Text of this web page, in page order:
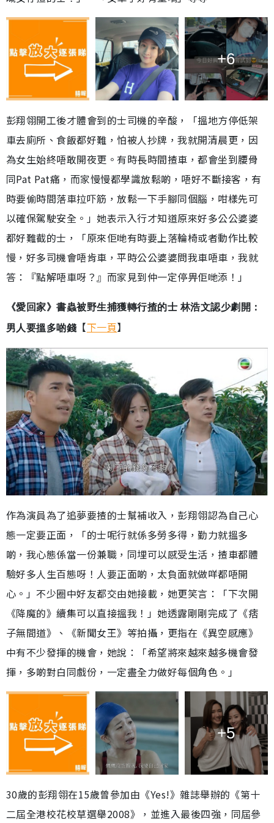
+6
彭翔翎開工後才體會到的士司機的辛酸，「搵地方停低架
車去廁所、食飯都好難，怕被人抄牌，我就開清晨更，因
為女生始終唔敢開夜更。有時長時間揸車，都會坐到腰骨
同Pat Pat痛，而家慢慢都學識放鬆啲，唔好不斷接客，有
時要偷時間落車拉吓筋，放鬆一下手腳同個腦，咁樣先可
以確保駕駛安全。」她表示入行才知道原來好多公公婆婆
都好難截的士，「原來佢哋有時要上落輪椅或者動作比較
慢，好多司機會唔肯車，平時公公婆婆問我車唔車，我就
答：『點解唔車呀？』而家見到仲一定停畀佢哋添！」
《愛回家》書蟲被野生捕獲轉行揸的士 林浩文認少劇開：
男人要搵多啲錢 【下一頁】
作為演員為了追夢要揸的士幫補收入，彭翔翎認為自己心
態一定要正面，「的士呢行就係多勞多得，勤力就搵多
啲，我心態係當一份兼職，同埋可以感受生活，揸車都體
驗好多人生百態呀！人要正面啲，太負面就做咩都唔開
心。」不少圈中好友都交由她接載，她更笑言：「下次開
《降魔的》續集可以直接搵我！」她透露剛剛完成了《痞
子無間道》、《新聞女王》等拍攝，更指在《異空感應》
中有不少發揮的機會，她說：「希望將來越來越多機會發
揮，多啲對白同戲份，一定盡全力做好每個角色。」
+5
30歲的彭翔翎在15歲曾參加由《Yes!》雜誌舉辦的《第十
二屆全港校花校草選舉2008》，並進入最後四強，同屆參